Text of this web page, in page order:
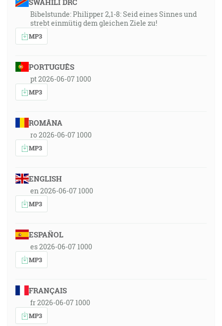
SWAHILI DRC
Bibelstunde: Philipper 2,1-8: Seid eines Sinnes und
strebt einmütig dem gleichen Ziele zu!
MP3
PORTUGUÊS
pt 2026-06-07 1000
MP3
ROMÂNA
ro 2026-06-07 1000
MP3
ENGLISH
en 2026-06-07 1000
MP3
ESPAÑOL
es 2026-06-07 1000
MP3
FRANÇAIS
fr 2026-06-07 1000
MP3